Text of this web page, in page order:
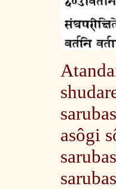
asôgi